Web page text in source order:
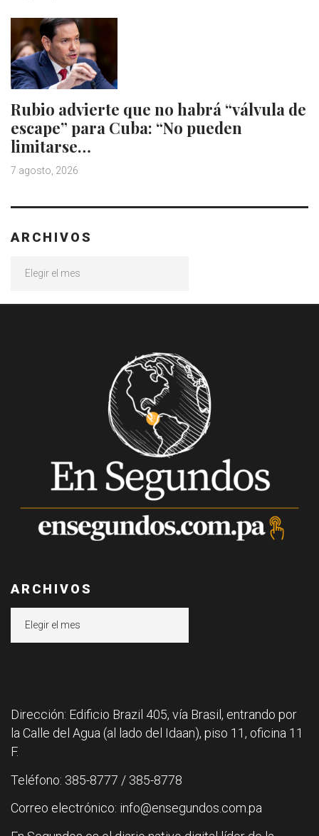
Rubio advierte que no habrá “válvula de
escape” para Cuba: “No pueden
limitarse…
7 agosto, 2026
ARCHIVOS
ARCHIVOS
Dirección: Edificio Brazil 405, vía Brasil, entrando por
la Calle del Agua (al lado del Idaan), piso 11, oficina 11
F.
Teléfono: 385-8777 / 385-8778
Correo electrónico: info@ensegundos.com.pa